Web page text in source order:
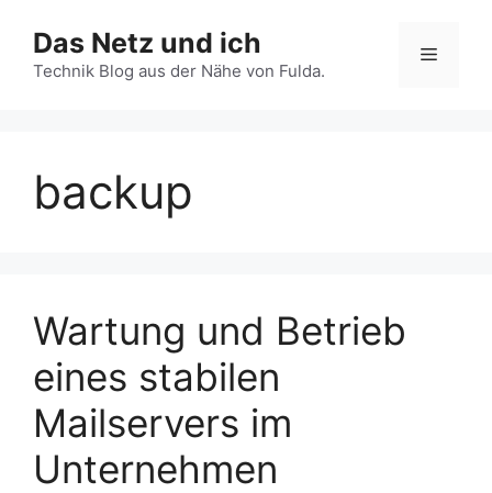
Inhalt
springen
Das Netz und ich
Technik Blog aus der Nähe von Fulda.
Menü
backup
Wartung und Betrieb
eines stabilen
Mailservers im
Unternehmen